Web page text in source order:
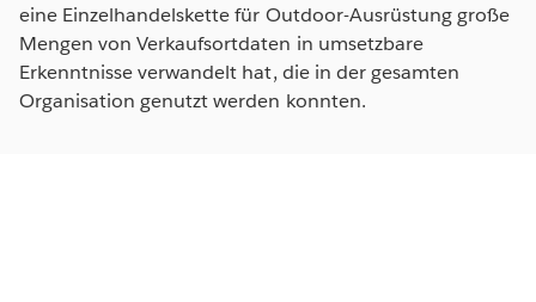
eine Einzelhandelskette für Outdoor-Ausrüstung große
Mengen von Verkaufsortdaten in umsetzbare
Erkenntnisse verwandelt hat, die in der gesamten
Organisation genutzt werden konnten.